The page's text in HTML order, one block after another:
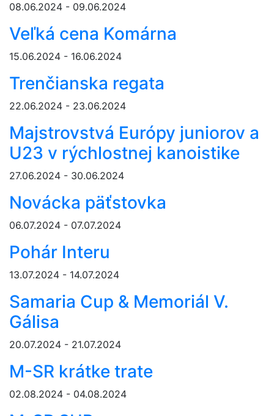
08.06.2024 - 09.06.2024
Veľká cena Komárna
15.06.2024 - 16.06.2024
Trenčianska regata
22.06.2024 - 23.06.2024
Majstrovstvá Európy juniorov a
U23 v rýchlostnej kanoistike
27.06.2024 - 30.06.2024
Novácka päťstovka
06.07.2024 - 07.07.2024
Pohár Interu
13.07.2024 - 14.07.2024
Samaria Cup & Memoriál V.
Gálisa
20.07.2024 - 21.07.2024
M-SR krátke trate
02.08.2024 - 04.08.2024